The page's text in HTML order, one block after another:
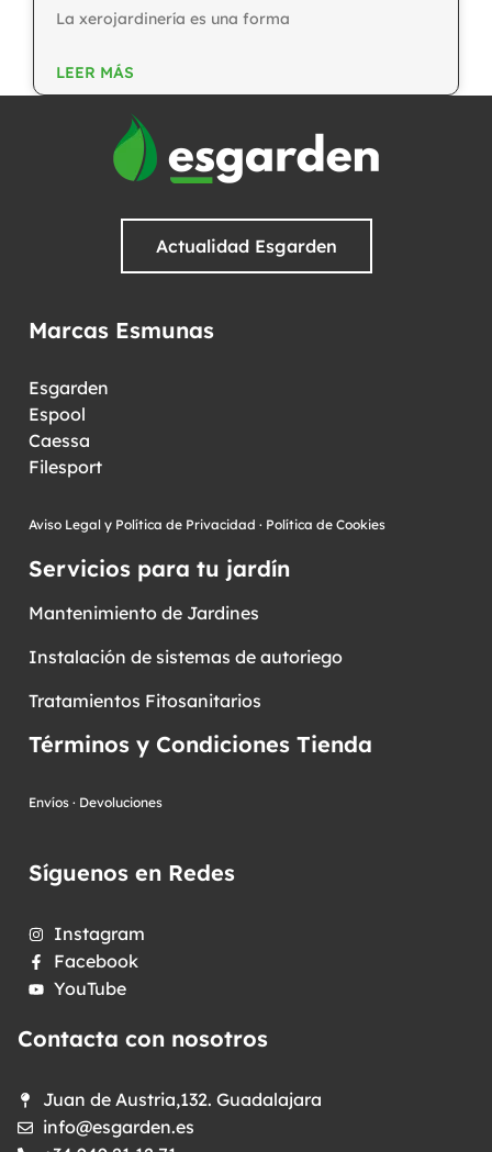
La xerojardinería es una forma
LEER MÁS
Actualidad Esgarden
Marcas Esmunas
Esgarden
Espool
Caessa
Filesport
Aviso Legal y Política de Privacidad · Política de Cookies
Servicios para tu jardín
Mantenimiento de Jardines
Instalación de sistemas de autoriego
Tratamientos Fitosanitarios
Términos y Condiciones Tienda
Envíos · Devoluciones
Síguenos en Redes
Instagram
Facebook
YouTube
Contacta con nosotros
Juan de Austria,132. Guadalajara
info@esgarden.es